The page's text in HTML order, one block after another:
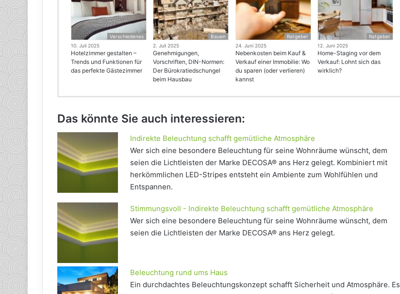
Verschiedenes
10. Juli 2025
Hotelzimmer gestalten –
Trends und Funktionen für
das perfekte Gästezimmer
Bauen
2. Juli 2025
Genehmigungen,
Vorschriften, DIN-Normen:
Der Bürokratiedschungel
beim Hausbau
Ratgeber
24. Juni 2025
Nebenkosten beim Kauf &
Verkauf einer Immobilie: Wo
du sparen (oder verlieren)
kannst
Ratgeber
12. Juni 2025
Home-Staging vor dem
Verkauf: Lohnt sich das
wirklich?
Das könnte Sie auch interessieren:
Indirekte Beleuchtung schafft gemütliche Atmosphäre
Wer sich eine besondere Beleuchtung für seine Wohnräume wünscht, dem
seien die Lichtleisten der Marke DECOSA® ans Herz gelegt. Kombiniert mit
herkömmlichen LED-Stripes entsteht ein Ambiente zum Wohlfühlen und
Entspannen.
Stimmungsvoll - Indirekte Beleuchtung schafft gemütliche Atmosphäre
Wer sich eine besondere Beleuchtung für seine Wohnräume wünscht, dem
seien die Lichtleisten der Marke DECOSA® ans Herz gelegt.
Beleuchtung rund ums Haus
Ein durchdachtes Beleuchtungskonzept schafft Sicherheit und Atmosphäre. Es